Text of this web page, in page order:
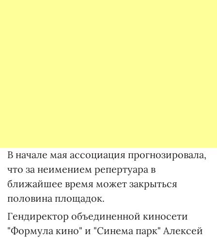
В начале мая ассоциация прогнозировала,
что за неимением репертуара в
ближайшее время может закрыться
половина площадок.
Гендиректор объединенной киносети
"Формула кино" и "Синема парк" Алексей